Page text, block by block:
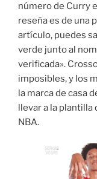
número de Curry
reseña es de una
artículo, puedes
verde junto al
verificada».
imposibles, y los
la marca de casa
llevar a la plantilla
NBA.